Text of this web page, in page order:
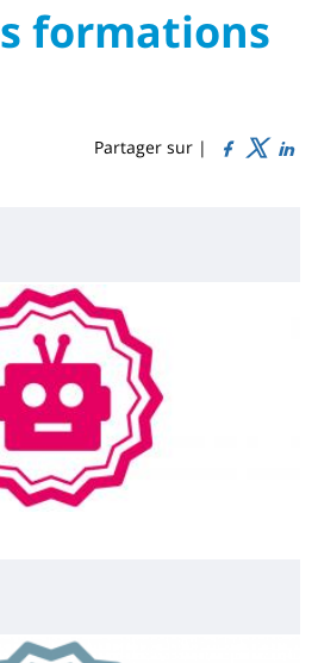
formations
Partager sur |